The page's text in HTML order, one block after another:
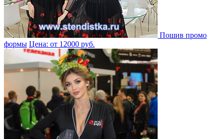
Пошив промо
формы Цена: от 12000 руб.